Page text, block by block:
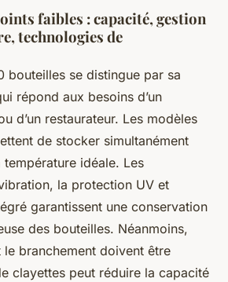
faibles : capacité, gestion
technologies de
bouteilles se distingue par sa
répond aux besoins d’un
d’un restaurateur. Les modèles
de stocker simultanément
idéale. Les
la protection UV et
garantissent une conservation
des bouteilles. Néanmoins,
le branchement doivent être
clayettes peut réduire la capacité